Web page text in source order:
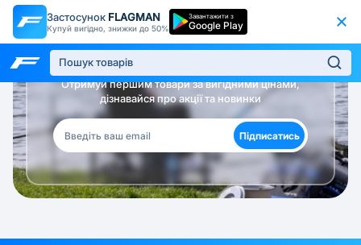
Застосунок FLAGMAN
Купуй вигідно, знижки до 50%
Завантажити з
Google Play
Будь в курсі!
Отримуй першим товари за вигідними цінами,
дізнавайся про акції та новинки
Підписатись